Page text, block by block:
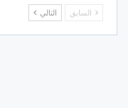
السابق التالي